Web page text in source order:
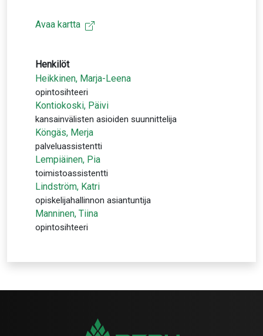
Avaa kartta
Henkilöt
Heikkinen, Marja-Leena
opintosihteeri
Kontiokoski, Päivi
kansainvälisten asioiden suunnittelija
Köngäs, Merja
palveluassistentti
Lempiäinen, Pia
toimistoassistentti
Lindström, Katri
opiskelijahallinnon asiantuntija
Manninen, Tiina
opintosihteeri